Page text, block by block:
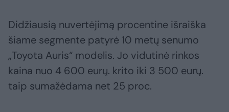
Didžiausią nuvertėjimą procentine išraiška
šiame segmente patyrė 10 metų senumo
„Toyota Auris“ modelis. Jo vidutinė rinkos
kaina nuo 4 600 eurų. krito iki 3 500 eurų.
taip sumažėdama net 25 proc.